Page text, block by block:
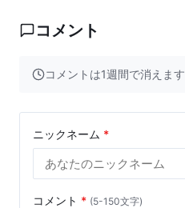
コメント
コメントは1週間で消えます
ニックネーム *
コメント * (5-150文字)